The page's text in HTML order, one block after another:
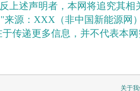
上述声明者，本网将追究其相
来源：XXX（非中国新能源网
传递更多信息，并不代表本
关于